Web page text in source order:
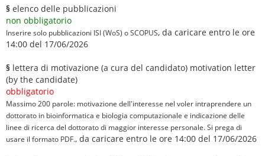
§ elenco delle pubblicazioni
non obbligatorio
Inserire solo pubblicazioni ISI (WoS) o SCOPUS, da caricare entro le ore
14:00 del 17/06/2026
§ lettera di motivazione (a cura del candidato) motivation letter
(by the candidate)
obbligatorio
Massimo 200 parole: motivazione dell'interesse nel voler intraprendere un
dottorato in bioinformatica e biologia computazionale e indicazione delle
linee di ricerca del dottorato di maggior interesse personale. Si prega di
usare il formato PDF., da caricare entro le ore 14:00 del 17/06/2026